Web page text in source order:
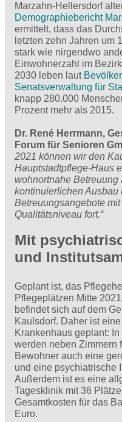
Marzahn-Hellersdorf
Demographiebericht
ermittelt, dass das
letzten zehn Jahren um
stark wie nirgendwo
Einwohnerzahl im
2030 leben laut
Senatsverwaltung für
knapp 280.000
Prozent mehr als 2015.
Dr. René Herrmann,
Forum für Senioren
2021 können wir den
Hauptstadtpflege-Haus
wohnortnahe Betreuung
kontinuierlichen Ausbau
Betreuungsangebote
Qualitätsniveau fort.“
Mit
und
Geplant ist, das
Pflegeplätzen Mitte
befindet sich auf dem
Kaulsdorf. Daher ist
Krankenhaus geplant:
werden neben Zimmern
Bewohner auch eine
und eine psychiatrische
Außerdem ist es eine
Tagesklinik mit 36
Gesamtkosten für das
Euro.